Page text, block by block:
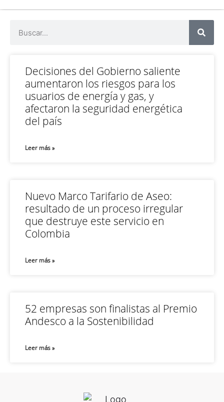
Decisiones del Gobierno saliente
aumentaron los riesgos para los
usuarios de energía y gas, y
afectaron la seguridad energética
del país
Leer más »
Nuevo Marco Tarifario de Aseo:
resultado de un proceso irregular
que destruye este servicio en
Colombia
Leer más »
52 empresas son finalistas al Premio
Andesco a la Sostenibilidad
Leer más »